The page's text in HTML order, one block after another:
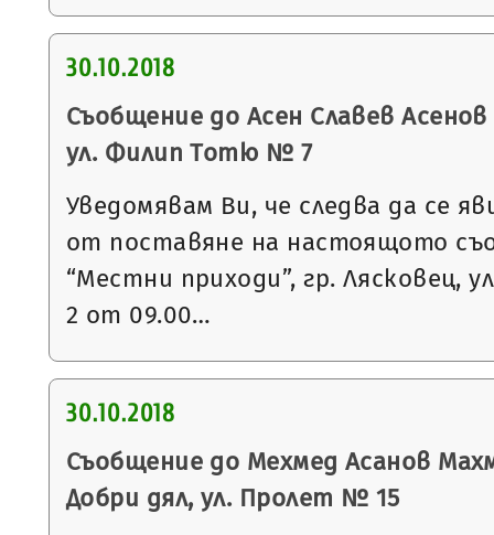
30.10.2018
Съобщение до Асен Славев Асенов
ул. Филип Тотю № 7
Уведомявам Ви, че следва да се
от поставяне на настоящото
“Местни приходи”, гр. Лясковец,
2 от 09.00…
30.10.2018
Съобщение до Мехмед Асанов
Добри дял, ул. Пролет № 15